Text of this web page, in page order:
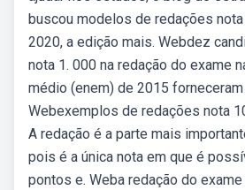
buscou modelos de redações
2020, a edição mais. Webdez
nota 1. 000 na redação do exame
médio (enem) de 2015
Webexemplos de redações nota
A redação é a parte mais
pois é a única nota em que é
pontos e. Weba redação do